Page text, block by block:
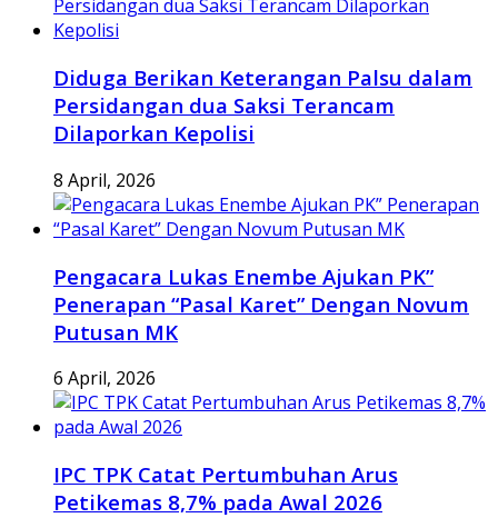
Diduga Berikan Keterangan Palsu dalam
Persidangan dua Saksi Terancam
Dilaporkan Kepolisi
8 April, 2026
Pengacara Lukas Enembe Ajukan PK”
Penerapan “Pasal Karet” Dengan Novum
Putusan MK
6 April, 2026
IPC TPK Catat Pertumbuhan Arus
Petikemas 8,7% pada Awal 2026